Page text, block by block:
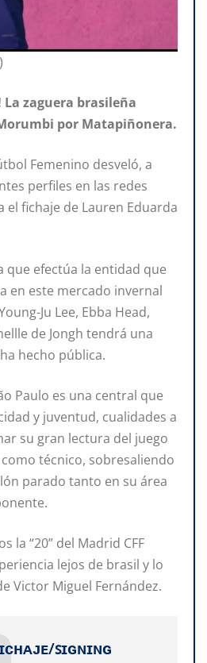
La zaguera brasileña
por Matapiñonera.
Femenino desveló, a
perfiles en las redes
el fichaje de Lauren Eduarda
que efectúa la entidad que
en este mercado invernal
Ju Lee, Ebba Head,
de Jongh tendrá una
hecho pública.
Paulo es una central que
y juventud, cualidades a
su gran lectura del juego
técnico, sobresaliendo
parado tanto en su área
la “20” del Madrid CFF
lejos de brasil y lo
Victor Miguel Fernández.
ꜱɪɢɴɪɴɢ